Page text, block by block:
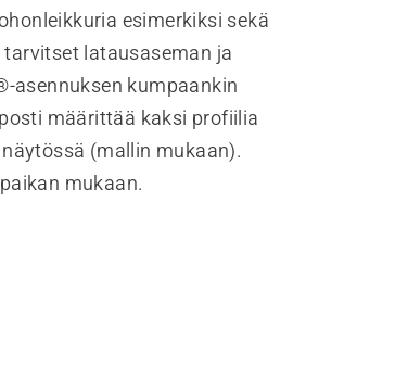
esimerkiksi sekä
latausaseman ja
asennuksen kumpaankin
määrittää kaksi profiilia
(mallin mukaan).
mukaan.